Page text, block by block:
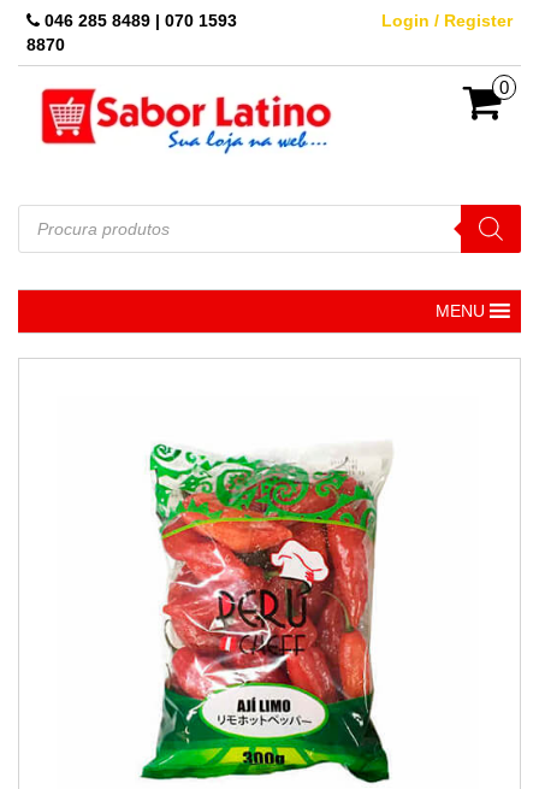
Skip
046 285 8489 | 070 1593
8870
Login / Register
0
Pesquisar
produtos
MENU